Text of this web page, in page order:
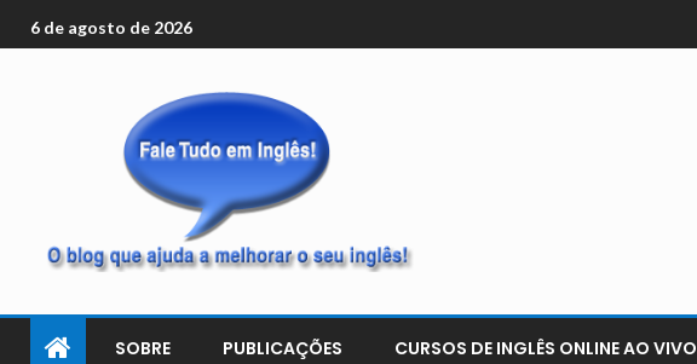
6 de agosto de 2026
SOBRE PUBLICAÇÕES CURSOS DE INGLÊS ONLINE AO VIVO